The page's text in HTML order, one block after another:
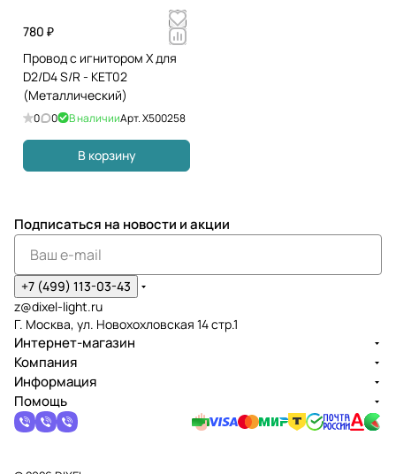
780 ₽
Провод с игнитором Х для
D2/D4 S/R - KET02
(Металлический)
0 0 В наличииАрт.X500258
В корзину
Подписаться на новости и акции
+7 (499) 113-03-43
z@dixel-light.ru
Г. Москва, ул. Новохохловская 14 стр.1
Интернет-магазин
Компания
Информация
Помощь